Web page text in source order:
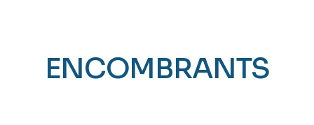
ENCOMBRANTS